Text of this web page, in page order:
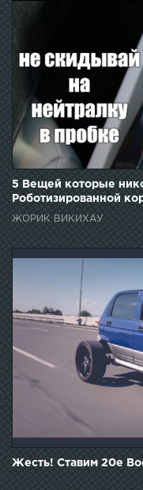
5 Вещей которые
Роботизированной
ЖОРИК ВИКИХАУ
Жесть! Ставим 20е